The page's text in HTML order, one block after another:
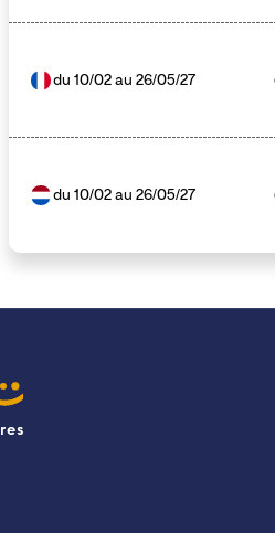
du 10/02au 26/05/27
du 10/02au 26/05/27